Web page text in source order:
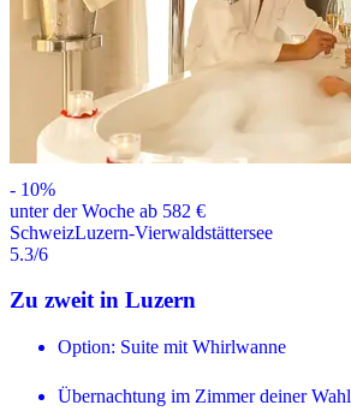
- 10%
unter der Woche ab 582 €
SchweizLuzern-Vierwaldstättersee
5.3/6
Zu zweit in Luzern
Option: Suite mit Whirlwanne
Übernachtung im Zimmer deiner Wahl